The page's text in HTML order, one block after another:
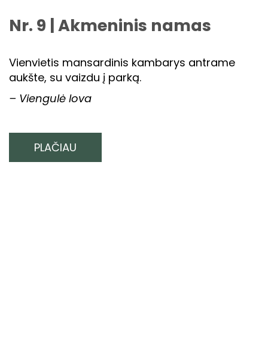
Nr. 9 | Akmeninis namas
Vienvietis mansardinis kambarys antrame
aukšte, su vaizdu į parką.
– Viengulė lova
PLAČIAU